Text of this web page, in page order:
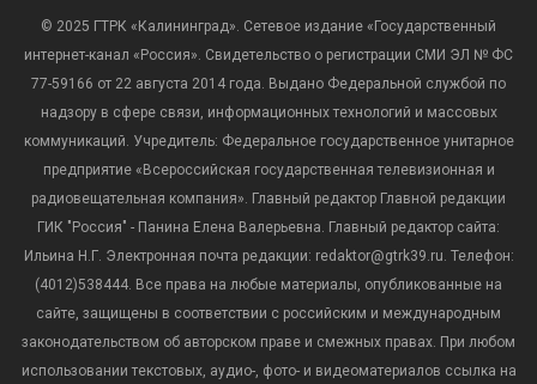
© 2025 ГТРК «Калининград». Сетевое издание «Государственный
интернет-канал «Россия». Свидетельство о регистрации СМИ ЭЛ № ФС
77-59166 от 22 августа 2014 года. Выдано Федеральной службой по
надзору в сфере связи, информационных технологий и массовых
коммуникаций. Учредитель: Федеральное государственное унитарное
предприятие «Всероссийская государственная телевизионная и
радиовещательная компания». Главный редактор Главной редакции
ГИК "Россия" - Панина Елена Валерьевна. Главный редактор сайта:
Ильина Н.Г. Электронная почта редакции: redaktor@gtrk39.ru. Телефон:
(4012)538444. Все права на любые материалы, опубликованные на
сайте, защищены в соответствии с российским и международным
законодательством об авторском праве и смежных правах. При любом
использовании текстовых, аудио-, фото- и видеоматериалов ссылка на